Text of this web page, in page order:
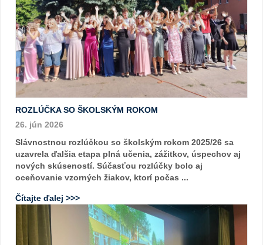
ROZLÚČKA SO ŠKOLSKÝM ROKOM
26. jún 2026
Slávnostnou rozlúčkou so školským rokom 2025/26 sa
uzavrela ďalšia etapa plná učenia, zážitkov, úspechov aj
nových skúseností. Súčasťou rozlúčky bolo aj
oceňovanie vzorných žiakov, ktorí počas ...
Čítajte ďalej >>>